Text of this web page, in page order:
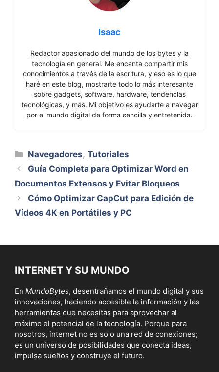
Isaac
Redactor apasionado del mundo de los bytes y la
tecnología en general. Me encanta compartir mis
conocimientos a través de la escritura, y eso es lo que
haré en este blog, mostrarte todo lo más interesante
sobre gadgets, software, hardware, tendencias
tecnológicas, y más. Mi objetivo es ayudarte a navegar
por el mundo digital de forma sencilla y entretenida.
Categorías
Navegadores,Tutoriales
Guía Completa para Optimizar Word en
Documentos Extensos y Evitar Bloqueos
Cómo Optimizar CapCut para Edición de
Vídeos 4K en Portátiles y PC
INTERNET Y SU MUNDO
En MundoBytes, desentrañamos el mundo digital y sus
innovaciones, haciendo accesible la información y las
herramientas que necesitas para aprovechar al
máximo el potencial de la tecnología. Porque para
nosotros, internet no es solo una red de conexiones;
es un universo de posibilidades que conecta ideas,
impulsa sueños y construye el futuro.